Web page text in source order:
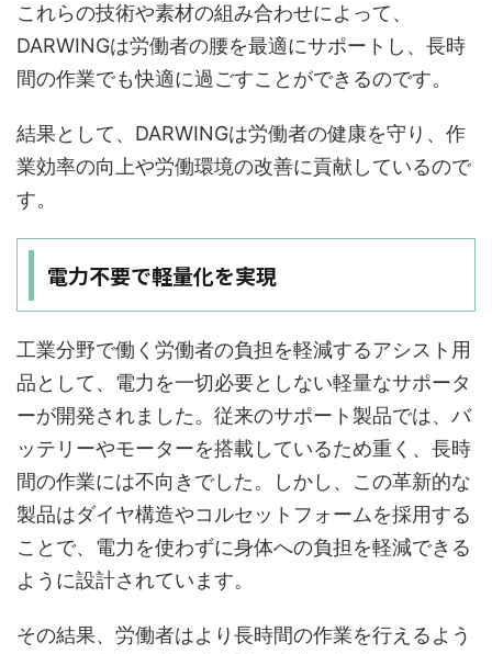
これらの技術や素材の組み合わせによって、
DARWINGは労働者の腰を最適にサポートし、長時
間の作業でも快適に過ごすことができるのです。
結果として、DARWINGは労働者の健康を守り、作
業効率の向上や労働環境の改善に貢献しているので
す。
電力不要で軽量化を実現
工業分野で働く労働者の負担を軽減するアシスト用
品として、電力を一切必要としない軽量なサポータ
ーが開発されました。従来のサポート製品では、バ
ッテリーやモーターを搭載しているため重く、長時
間の作業には不向きでした。しかし、この革新的な
製品はダイヤ構造やコルセットフォームを採用する
ことで、電力を使わずに身体への負担を軽減できる
ように設計されています。
その結果、労働者はより長時間の作業を行えるよう